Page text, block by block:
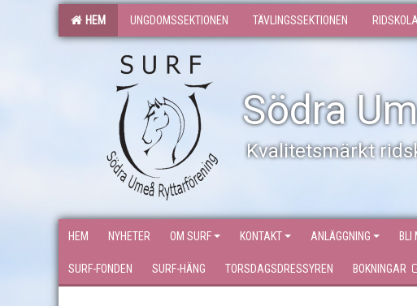
HEM UNGDOMSSEKTIONEN TÄVLINGSSEKTIONEN
Södra
Kvalitetsmärkt
HEM NYHETER OM SURF KONTAKT ANLÄGGNING BLI
SURF-FONDEN SURF-HÄNG TORSDAGSDRESSYREN BOKNINGAR